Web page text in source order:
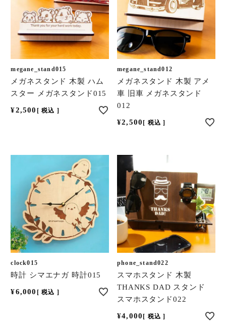
megane_stand015
メガネスタンド 木製 ハム
スター メガネスタンド015
¥2,500 税込
megane_stand012
メガネスタンド 木製 アメ
車 旧車 メガネスタンド
012
¥2,500 税込
clock015
時計 シマエナガ 時計015
¥6,000 税込
phone_stand022
スマホスタンド 木製
THANKS DAD スタンド
スマホスタンド022
¥4,000 税込